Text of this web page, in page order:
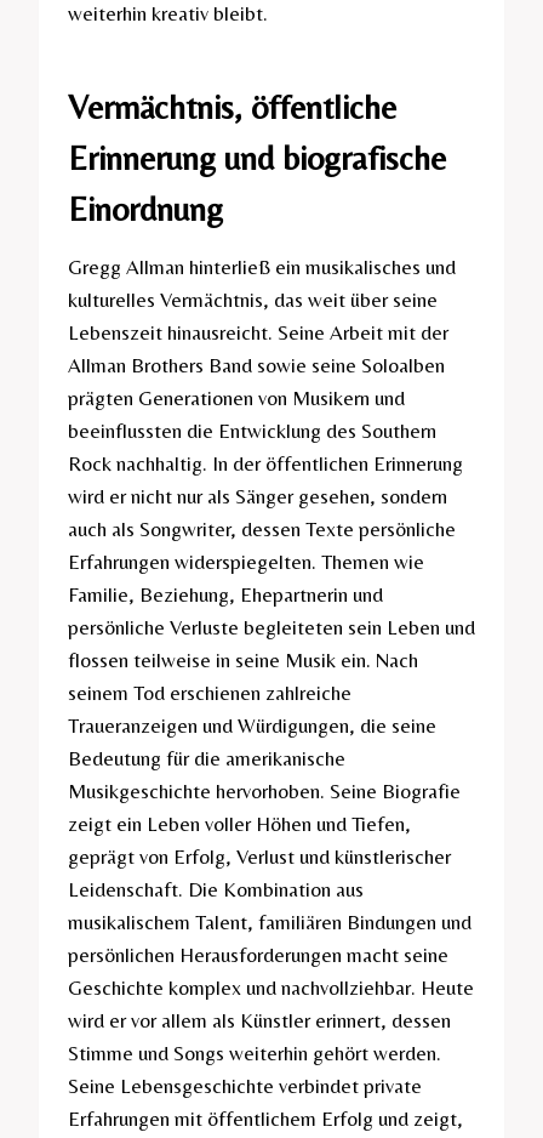
weiterhin kreativ bleibt.
Vermächtnis, öffentliche
Erinnerung und biografische
Einordnung
Gregg Allman hinterließ ein musikalisches und
kulturelles Vermächtnis, das weit über seine
Lebenszeit hinausreicht. Seine Arbeit mit der
Allman Brothers Band sowie seine Soloalben
prägten Generationen von Musikern und
beeinflussten die Entwicklung des Southern
Rock nachhaltig. In der öffentlichen Erinnerung
wird er nicht nur als Sänger gesehen, sondern
auch als Songwriter, dessen Texte persönliche
Erfahrungen widerspiegelten. Themen wie
Familie, Beziehung, Ehepartnerin und
persönliche Verluste begleiteten sein Leben und
flossen teilweise in seine Musik ein. Nach
seinem Tod erschienen zahlreiche
Traueranzeigen und Würdigungen, die seine
Bedeutung für die amerikanische
Musikgeschichte hervorhoben. Seine Biografie
zeigt ein Leben voller Höhen und Tiefen,
geprägt von Erfolg, Verlust und künstlerischer
Leidenschaft. Die Kombination aus
musikalischem Talent, familiären Bindungen und
persönlichen Herausforderungen macht seine
Geschichte komplex und nachvollziehbar. Heute
wird er vor allem als Künstler erinnert, dessen
Stimme und Songs weiterhin gehört werden.
Seine Lebensgeschichte verbindet private
Erfahrungen mit öffentlichem Erfolg und zeigt,